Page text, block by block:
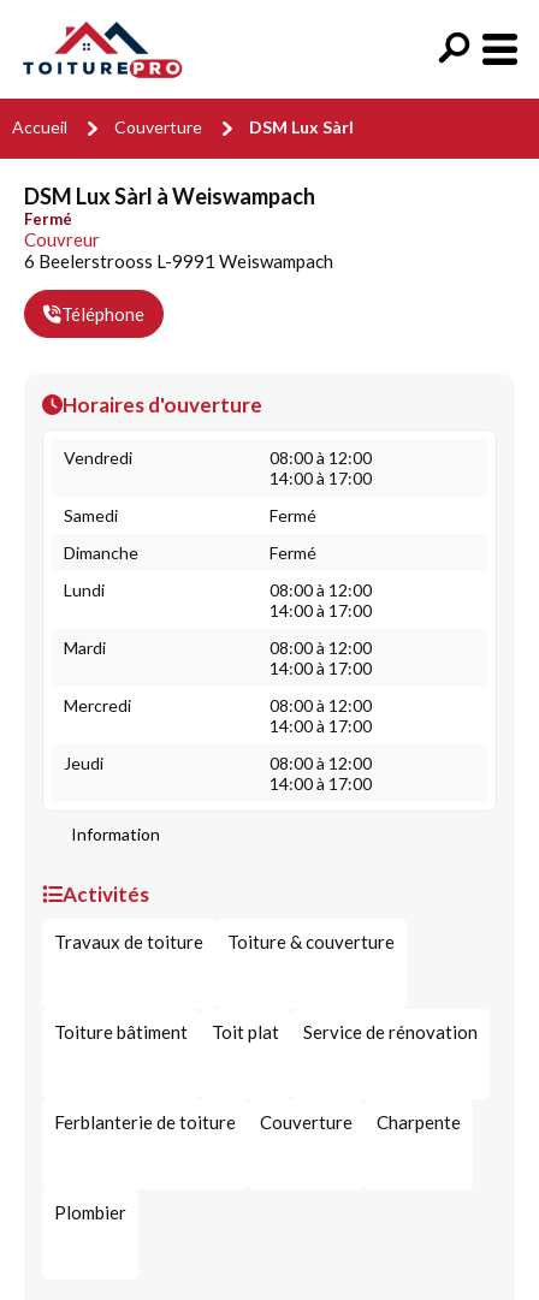
Accueil Couverture DSM Lux Sàrl
DSM Lux Sàrl à Weiswampach
Fermé
Couvreur
6 Beelerstrooss L-9991 Weiswampach
Téléphone
Horaires d'ouverture
Vendredi
08:00 à 12:00
14:00 à 17:00
Samedi
Fermé
Dimanche
Fermé
Lundi
08:00 à 12:00
14:00 à 17:00
Mardi
08:00 à 12:00
14:00 à 17:00
Mercredi
08:00 à 12:00
14:00 à 17:00
Jeudi
08:00 à 12:00
14:00 à 17:00
Information
Activités
Travaux de toiture Toiture & couverture
Toiture bâtiment Toit plat Service de rénovation
Ferblanterie de toiture Couverture Charpente
Plombier